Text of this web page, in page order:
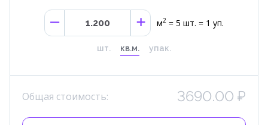
м2 = 5 шт. = 1 уп.
шт. кв.м. упак.
Общая стоимость: 3690.00 ₽